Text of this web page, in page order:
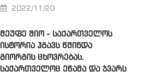
2022/11/20
ᲛᲔᲣᲤᲔ ᲨᲘᲝ - ᲡᲐᲥᲐᲠᲗᲕᲔᲚᲝᲡ
ᲘᲡᲢᲝᲠᲘᲐ ᲰᲒᲐᲕᲡ ᲬᲛᲘᲜᲓᲐ
ᲒᲘᲝᲠᲒᲘᲡ ᲪᲮᲝᲕᲠᲔᲑᲐᲡ.
ᲡᲐᲥᲐᲠᲗᲕᲔᲚᲝᲪ ᲔᲬᲐᲛᲐ ᲓᲐ ᲯᲕᲐᲠᲡ